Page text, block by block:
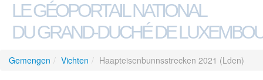
LE GÉOPORTAIL NATIONAL
DU GRAND-DUCHÉ DE
Gemengen / Vichten / Haapteisenbunnsstrecken 2021 (Lden)